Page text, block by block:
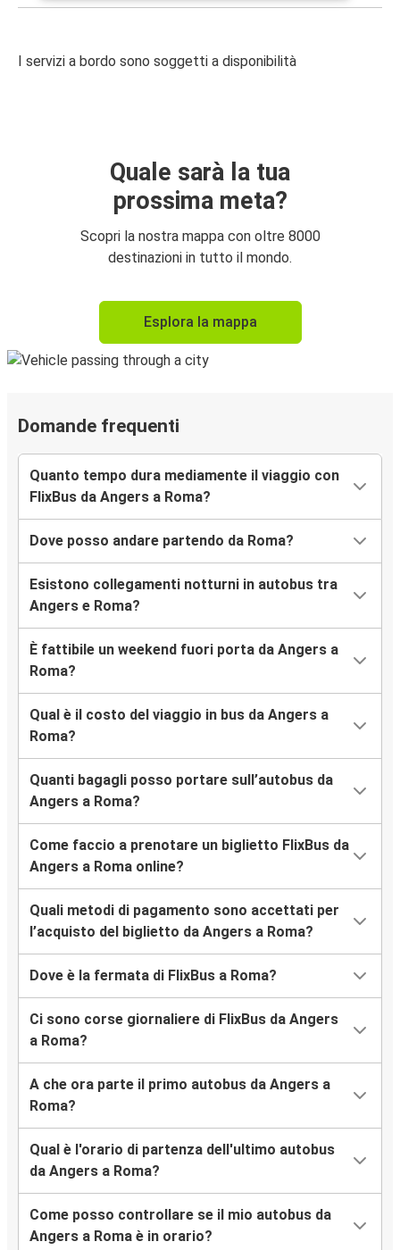
I servizi a bordo sono soggetti a disponibilità
Quale sarà la tua
prossima meta?
Scopri la nostra mappa con oltre 8000
destinazioni in tutto il mondo.
Esplora la mappa
Domande frequenti
Quanto tempo dura mediamente il viaggio con
FlixBus da Angers a Roma?
Dove posso andare partendo da Roma?
Esistono collegamenti notturni in autobus tra
Angers e Roma?
È fattibile un weekend fuori porta da Angers a
Roma?
Qual è il costo del viaggio in bus da Angers a
Roma?
Quanti bagagli posso portare sull’autobus da
Angers a Roma?
Come faccio a prenotare un biglietto FlixBus da
Angers a Roma online?
Quali metodi di pagamento sono accettati per
l’acquisto del biglietto da Angers a Roma?
Dove è la fermata di FlixBus a Roma?
Ci sono corse giornaliere di FlixBus da Angers
a Roma?
A che ora parte il primo autobus da Angers a
Roma?
Qual è l'orario di partenza dell'ultimo autobus
da Angers a Roma?
Come posso controllare se il mio autobus da
Angers a Roma è in orario?